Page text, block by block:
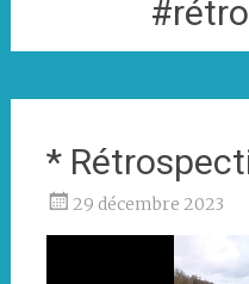
*
29 décembre 2023